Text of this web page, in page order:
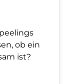
ob ein
ist?